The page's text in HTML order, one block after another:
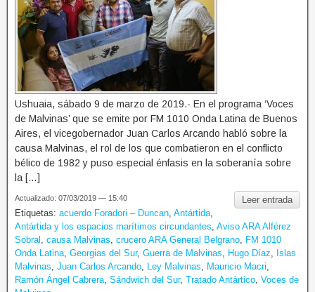
Ushuaia, sábado 9 de marzo de 2019.- En el programa ‘Voces
de Malvinas’ que se emite por FM 1010 Onda Latina de Buenos
Aires, el vicegobernador Juan Carlos Arcando habló sobre la
causa Malvinas, el rol de los que combatieron en el conflicto
bélico de 1982 y puso especial énfasis en la soberanía sobre
la […]
Leer entrada
Actualizado: 07/03/2019 — 15:40
Etiquetas: acuerdo Foradori – Duncan Antártida
Antártida y los espacios marítimos circundantes Aviso ARA Alférez
Sobral
causa Malvinas crucero ARA General Belgrano
FM 1010
Onda Latina Georgias del Sur, Guerra de Malvinas Hugo Díaz
Islas
Malvinas Juan Carlos Arcando Ley Malvinas Mauricio Macri
Ramón Ángel Cabrera Sándwich del Sur, Tratado Antártico Voces de